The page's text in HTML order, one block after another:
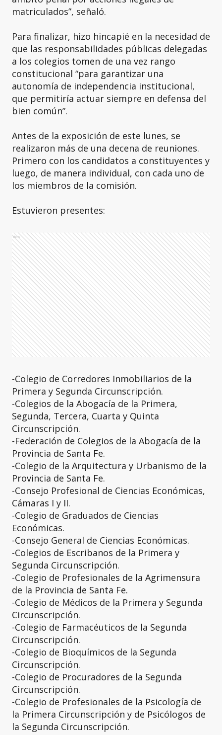
matriculados”, señaló.
Para finalizar, hizo hincapié en la necesidad de
que las responsabilidades públicas delegadas
a los colegios tomen de una vez rango
constitucional “para garantizar una
autonomía de independencia institucional,
que permitiría actuar siempre en defensa del
bien común”.
Antes de la exposición de este lunes, se
realizaron más de una decena de reuniones.
Primero con los candidatos a constituyentes y
luego, de manera individual, con cada uno de
los miembros de la comisión.
Estuvieron presentes:
Ads
-Colegio de Corredores Inmobiliarios de la
Primera y Segunda Circunscripción.
-Colegios de la Abogacía de la Primera,
Segunda, Tercera, Cuarta y Quinta
Circunscripción.
-Federación de Colegios de la Abogacía de la
Provincia de Santa Fe.
-Colegio de la Arquitectura y Urbanismo de la
Provincia de Santa Fe.
-Consejo Profesional de Ciencias Económicas,
Cámaras I y II.
-Colegio de Graduados de Ciencias
Económicas.
-Consejo General de Ciencias Económicas.
-Colegios de Escribanos de la Primera y
Segunda Circunscripción.
-Colegio de Profesionales de la Agrimensura
de la Provincia de Santa Fe.
-Colegio de Médicos de la Primera y Segunda
Circunscripción.
-Colegio de Farmacéuticos de la Segunda
Circunscripción.
-Colegio de Bioquímicos de la Segunda
Circunscripción.
-Colegio de Procuradores de la Segunda
Circunscripción.
-Colegio de Profesionales de la Psicología de
la Primera Circunscripción y de Psicólogos de
la Segunda Circunscripción.